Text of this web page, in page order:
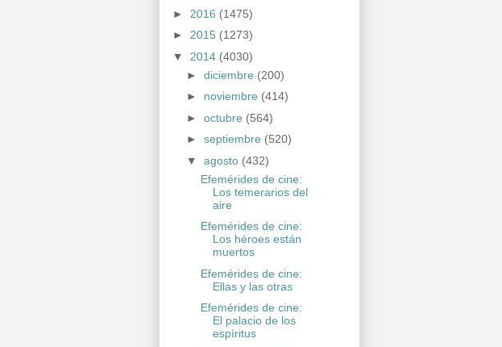
► 2016 (1475)
► 2015 (1273)
▼ 2014 (4030)
► diciembre (200)
► noviembre (414)
► octubre (564)
► septiembre (520)
▼ agosto (432)
Efemérides de cine:
Los temerarios del
aire
Efemérides de cine:
Los héroes están
muertos
Efemérides de cine:
Ellas y las otras
Efemérides de cine:
El palacio de los
espíritus